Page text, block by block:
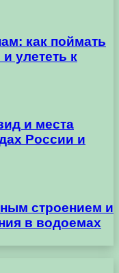
как поймать
улететь к
и места
России и
строением и
в водоемах